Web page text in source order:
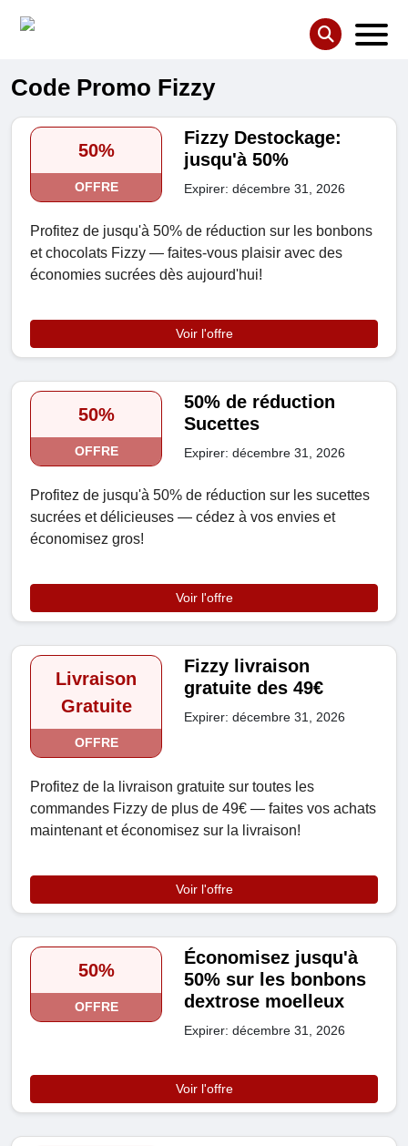
Code Promo Fizzy
50%
OFFRE
Fizzy Destockage:
jusqu'à 50%
Expirer: décembre 31, 2026
Profitez de jusqu'à 50% de réduction sur les bonbons
et chocolats Fizzy — faites-vous plaisir avec des
économies sucrées dès aujourd'hui!
Voir l'offre
50%
OFFRE
50% de réduction
Sucettes
Expirer: décembre 31, 2026
Profitez de jusqu'à 50% de réduction sur les sucettes
sucrées et délicieuses — cédez à vos envies et
économisez gros!
Voir l'offre
Livraison
Gratuite
OFFRE
Fizzy livraison
gratuite des 49€
Expirer: décembre 31, 2026
Profitez de la livraison gratuite sur toutes les
commandes Fizzy de plus de 49€ — faites vos achats
maintenant et économisez sur la livraison!
Voir l'offre
50%
OFFRE
Économisez jusqu'à
50% sur les bonbons
dextrose moelleux
Expirer: décembre 31, 2026
Voir l'offre